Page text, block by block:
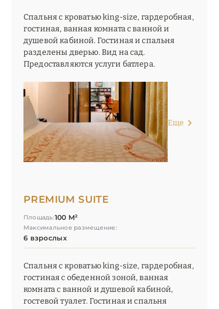
Спальня с кроватью king-size, гардеробная,
гостиная, ванная комната с ванной и
душевой кабиной. Гостиная и спальня
разделены дверью. Вид на сад.
Предоставляются услуги батлера.
Еще
PREMIUM SUITE
Площадь:100 М²
Максимальное размещение:
6 взрослых
Спальня с кроватью king-size, гардеробная,
гостиная с обеденной зоной, ванная
комната с ванной и душевой кабиной,
гостевой туалет. Гостиная и спальня